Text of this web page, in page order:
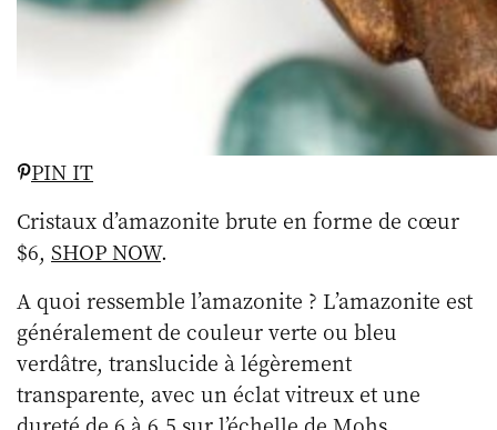
PIN IT
Cristaux d’amazonite brute en forme de cœur
$6,SHOP NOW.
A quoi ressemble l’amazonite ? L’amazonite est
généralement de couleur verte ou bleu
verdâtre, translucide à légèrement
transparente, avec un éclat vitreux et une
dureté de 6 à 6,5 sur l’échelle de Mohs.